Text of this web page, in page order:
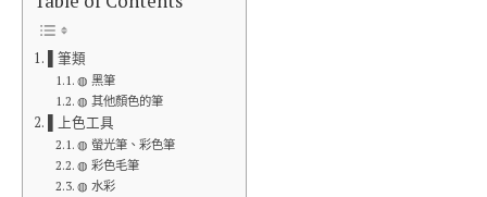
▌筆類
◍ 黑筆
◍ 其他顏色的筆
▌上色工具
◍ 螢光筆、彩色筆
◍ 彩色毛筆
◍ 水彩